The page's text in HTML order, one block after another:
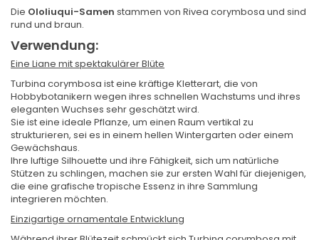
Die Ololiuqui-Samen stammen von Rivea corymbosa und sind
rund und braun.
Verwendung:
Eine Liane mit spektakulärer Blüte
Turbina corymbosa ist eine kräftige Kletterart, die von
Hobbybotanikern wegen ihres schnellen Wachstums und ihres
eleganten Wuchses sehr geschätzt wird.
Sie ist eine ideale Pflanze, um einen Raum vertikal zu
strukturieren, sei es in einem hellen Wintergarten oder einem
Gewächshaus.
Ihre luftige Silhouette und ihre Fähigkeit, sich um natürliche
Stützen zu schlingen, machen sie zur ersten Wahl für diejenigen,
die eine grafische tropische Essenz in ihre Sammlung
integrieren möchten.
Einzigartige ornamentale Entwicklung